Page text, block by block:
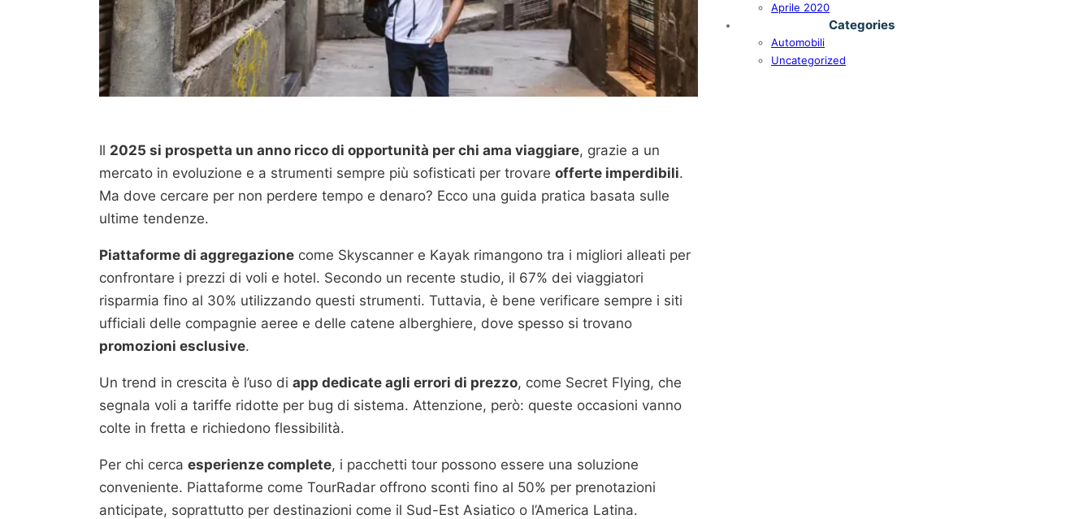
Il 2025 si prospetta un anno ricco di opportunità per chi ama viaggiare, grazie a un
mercato in evoluzione e a strumenti sempre più sofisticati per trovare offerte imperdibili.
Ma dove cercare per non perdere tempo e denaro? Ecco una guida pratica basata sulle
ultime tendenze.
Piattaforme di aggregazione come Skyscanner e Kayak rimangono tra i migliori alleati per
confrontare i prezzi di voli e hotel. Secondo un recente studio, il 67% dei viaggiatori
risparmia fino al 30% utilizzando questi strumenti. Tuttavia, è bene verificare sempre i siti
ufficiali delle compagnie aeree e delle catene alberghiere, dove spesso si trovano
promozioni esclusive.
Un trend in crescita è l’uso di app dedicate agli errori di prezzo, come Secret Flying, che
segnala voli a tariffe ridotte per bug di sistema. Attenzione, però: queste occasioni vanno
colte in fretta e richiedono flessibilità.
Per chi cerca esperienze complete, i pacchetti tour possono essere una soluzione
conveniente. Piattaforme come TourRadar offrono sconti fino al 50% per prenotazioni
anticipate, soprattutto per destinazioni come il Sud-Est Asiatico o l’America Latina.
Aprile 2020
Categories
Automobili
Uncategorized